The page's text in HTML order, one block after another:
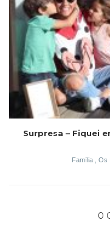
Surpresa – Fiquei
Família, Os
0